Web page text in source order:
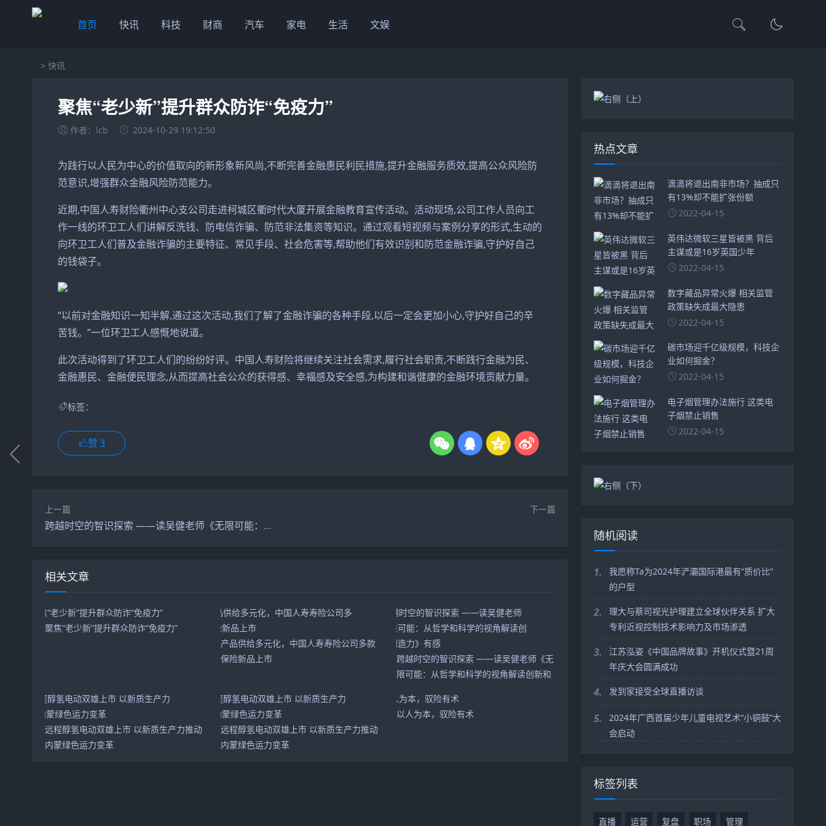
首页 快讯 科技 财商 汽车 家电 生活 文娱
> 快讯
聚焦“老少新”提升群众防诈“免疫力”
作者：lcb 2024-10-29 19:12:50
为践行以人民为中心的价值取向的新形象新风尚,不断完善金融惠民利民措施,提升金融服务质效,提高公众风险防
范意识,增强群众金融风险防范能力。
近期,中国人寿财险衢州中心支公司走进柯城区衢时代大厦开展金融教育宣传活动。活动现场,公司工作人员向工
作一线的环卫工人们讲解反洗钱、防电信诈骗、防范非法集资等知识。通过观看短视频与案例分享的形式,生动的
向环卫工人们普及金融诈骗的主要特征、常见手段、社会危害等,帮助他们有效识别和防范金融诈骗,守护好自己
的钱袋子。
“以前对金融知识一知半解,通过这次活动,我们了解了金融诈骗的各种手段,以后一定会更加小心,守护好自己的辛
苦钱。”一位环卫工人感慨地说道。
此次活动得到了环卫工人们的纷纷好评。中国人寿财险将继续关注社会需求,履行社会职责,不断践行金融为民、
金融惠民、金融便民理念,从而提高社会公众的获得感、幸福感及安全感,为构建和谐健康的金融环境贡献力量。
标签：
赞3
上一篇
跨越时空的智识探索 ——读吴健老师《无限可能：从哲学和科学的视角解读创新和创造力》有感
下一篇
相关文章
聚焦“老少新”提升群众防诈“免疫力”
产品供给多元化，中国人寿寿险公司多款
保险新品上市
跨越时空的智识探索 ——读吴健老师《无
限可能：从哲学和科学的视角解读创新和
远程醇氢电动双雄上市 以新质生产力推动
内蒙绿色运力变革
远程醇氢电动双雄上市 以新质生产力推动
内蒙绿色运力变革
以人为本，驭险有术
热点文章
滴滴将退出南非市场？抽成只
有13%却不能扩张份额
2022-04-15
英伟达微软三星皆被黑 背后
主谋或是16岁英国少年
2022-04-15
数字藏品异常火爆 相关监管
政策缺失成最大隐患
2022-04-15
碳市场迎千亿级规模，科技企
业如何掘金？
2022-04-15
电子烟管理办法施行 这类电
子烟禁止销售
2022-04-15
随机阅读
1.
我愿称Ta为2024年浐灞国际港最有“质价比”
的户型
2.
理大与蔡司视光护理建立全球伙伴关系 扩大
专利近视控制技术影响力及市场渗透
3.
江苏泓姿《中国品牌故事》开机仪式暨21周
年庆大会圆满成功
4. 发到家接受全球直播访谈
5.
2024年广西首届少年儿童电视艺术“小铜鼓”大
会启动
标签列表
直播 运营 复盘 职场 管理